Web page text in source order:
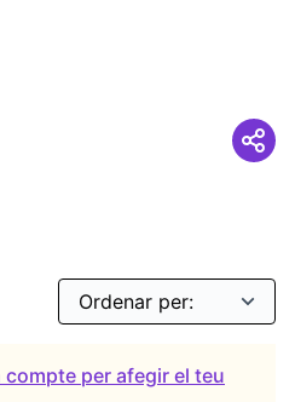
participativa
per afegir el teu